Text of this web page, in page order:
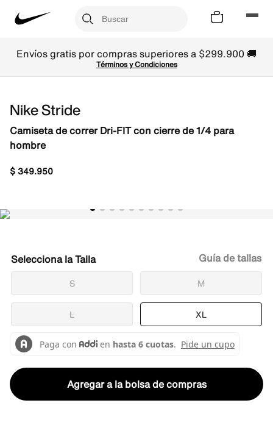
Envíos gratis por compras superiores a $299.900 🚚
Términos y Condiciones
Nike Stride
Camiseta de correr Dri-FIT con cierre de 1/4 para
hombre
$349.950
Talla
S M
L XL
Guía de tallas
Agregar a la bolsa de compras